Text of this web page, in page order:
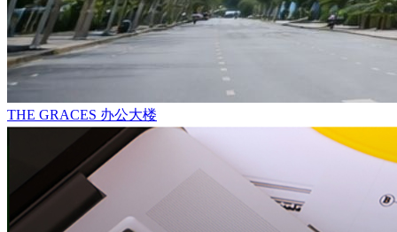
THE GRACES 办公大楼